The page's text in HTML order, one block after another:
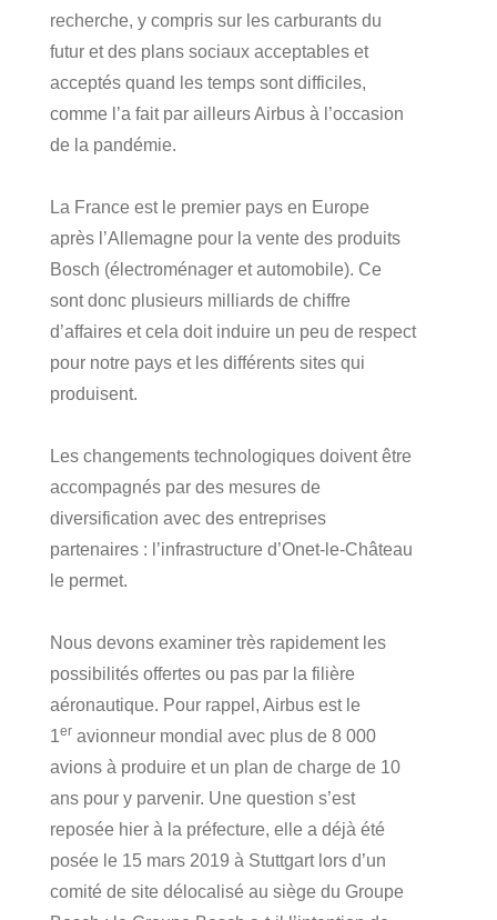
recherche, y compris sur les carburants du
futur et des plans sociaux acceptables et
acceptés quand les temps sont difficiles,
comme l’a fait par ailleurs Airbus à l’occasion
de la pandémie.
La France est le premier pays en Europe
après l’Allemagne pour la vente des produits
Bosch (électroménager et automobile). Ce
sont donc plusieurs milliards de chiffre
d’affaires et cela doit induire un peu de respect
pour notre pays et les différents sites qui
produisent.
Les changements technologiques doivent être
accompagnés par des mesures de
diversification avec des entreprises
partenaires : l’infrastructure d’Onet-le-Château
le permet.
Nous devons examiner très rapidement les
possibilités offertes ou pas par la filière
aéronautique. Pour rappel, Airbus est le
1er avionneur mondial avec plus de 8 000
avions à produire et un plan de charge de 10
ans pour y parvenir. Une question s’est
reposée hier à la préfecture, elle a déjà été
posée le 15 mars 2019 à Stuttgart lors d’un
comité de site délocalisé au siège du Groupe